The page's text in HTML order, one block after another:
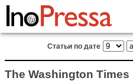
Статьи по дате
The Washington Times |